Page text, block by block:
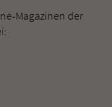
Magazinen der